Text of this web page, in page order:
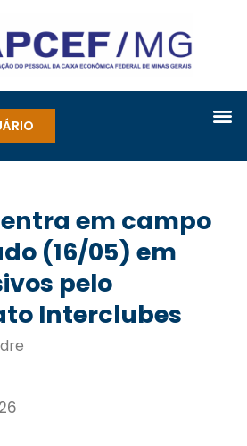
entra em campo
(16/05) em
pelo
Interclubes